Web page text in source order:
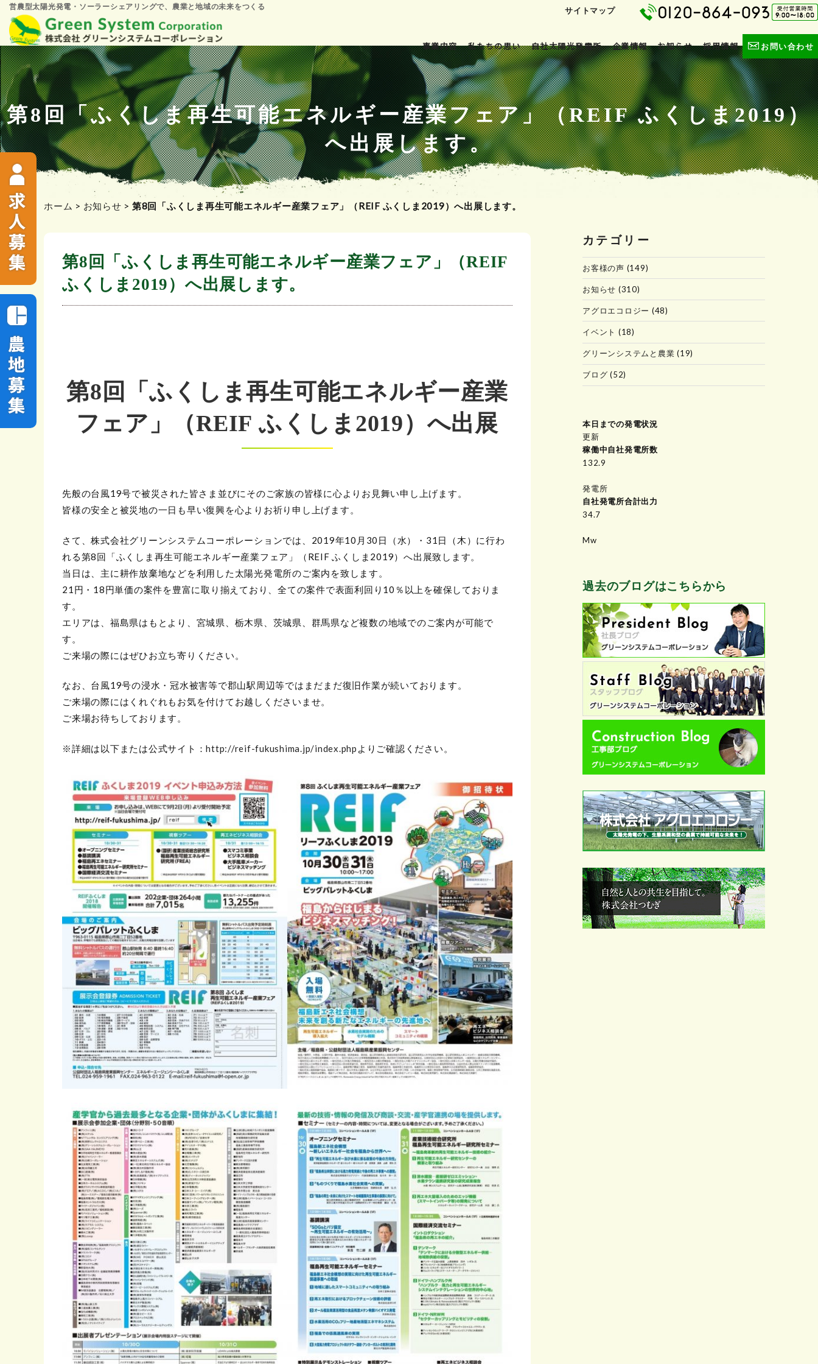
ン
テ
ン
ツ
へ
ス
キ
ッ
営農型太陽光発電・ソーラーシェアリングで、農業と地域の未来をつくる サイトマップ
事業内容 私たちの思い 自社太陽光発電所 企業情報 お知らせ 採用情報 お問い合わせ
第8回「ふくしま再生可能エネルギー産業フェア」（REIF ふくしま2019）
へ出展します。
ホーム > お知らせ > 第8回「ふくしま再生可能エネルギー産業フェア」（REIF ふくしま2019）へ出展します。
第8回「ふくしま再生可能エネルギー産業フェア」（REIF
ふくしま2019）へ出展します。
第8回「ふくしま再生可能エネルギー産業
フェア」（REIF ふくしま2019）へ出展
先般の台風19号で被災された皆さま並びにそのご家族の皆様に心よりお見舞い申し上げます。
皆様の安全と被災地の一日も早い復興を心よりお祈り申し上げます。
さて、株式会社グリーンシステムコーポレーションでは、2019年10月30日（水）・31日（木）に行わ
れる第8回「ふくしま再生可能エネルギー産業フェア」（REIF ふくしま2019）へ出展致します。
当日は、主に耕作放棄地などを利用した太陽光発電所のご案内を致します。
21円・18円単価の案件を豊富に取り揃えており、全ての案件で表面利回り10％以上を確保しておりま
す。
エリアは、福島県はもとより、宮城県、栃木県、茨城県、群馬県など複数の地域でのご案内が可能で
す。
ご来場の際にはぜひお立ち寄りください。
なお、台風19号の浸水・冠水被害等で郡山駅周辺等ではまだまだ復旧作業が続いております。
ご来場の際にはくれぐれもお気を付けてお越しくださいませ。
ご来場お待ちしております。
※詳細は以下または公式サイト：http://reif-fukushima.jp/index.php よりご確認ください。
カテゴリー
お客様の声 (149)
お知らせ (310)
アグロエコロジー (48)
イベント (18)
グリーンシステムと農業 (19)
ブログ (52)
本日までの発電状況
更新
稼働中自社発電所数
166.9
発電所
自社発電所合計出力
34.7
Mw
過去のブログはこちらから